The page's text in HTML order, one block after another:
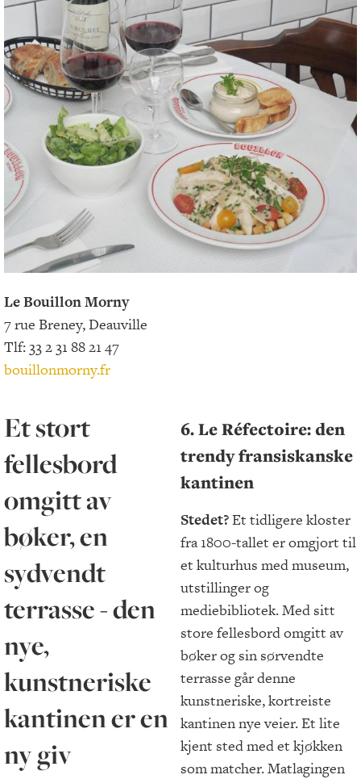
Le Bouillon Morny
7 rue Breney, Deauville
Tlf: 33 2 31 88 21 47
bouillonmorny.fr
6. Le Réfectoire: den
trendy fransiskanske
kantinen
Stedet?Et tidligere kloster
fra 1800-tallet er omgjort til
et kulturhus med museum,
utstillinger og
mediebibliotek. Med sitt
store fellesbord omgitt av
bøker og sin sørvendte
terrasse går denne
kunstneriske, kortreiste
kantinen nye veier. Et lite
kjent sted med et kjøkken
som matcher. Matlagingen
Et stort
fellesbord
omgitt av
bøker, en
sydvendt
terrasse - den
nye,
kunstneriske
kantinen er en
ny giv